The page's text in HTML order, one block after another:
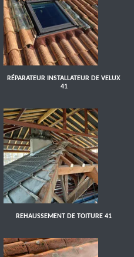
RÉPARATEUR INSTALLATEUR DE VELUX
41
REHAUSSEMENT DE TOITURE 41